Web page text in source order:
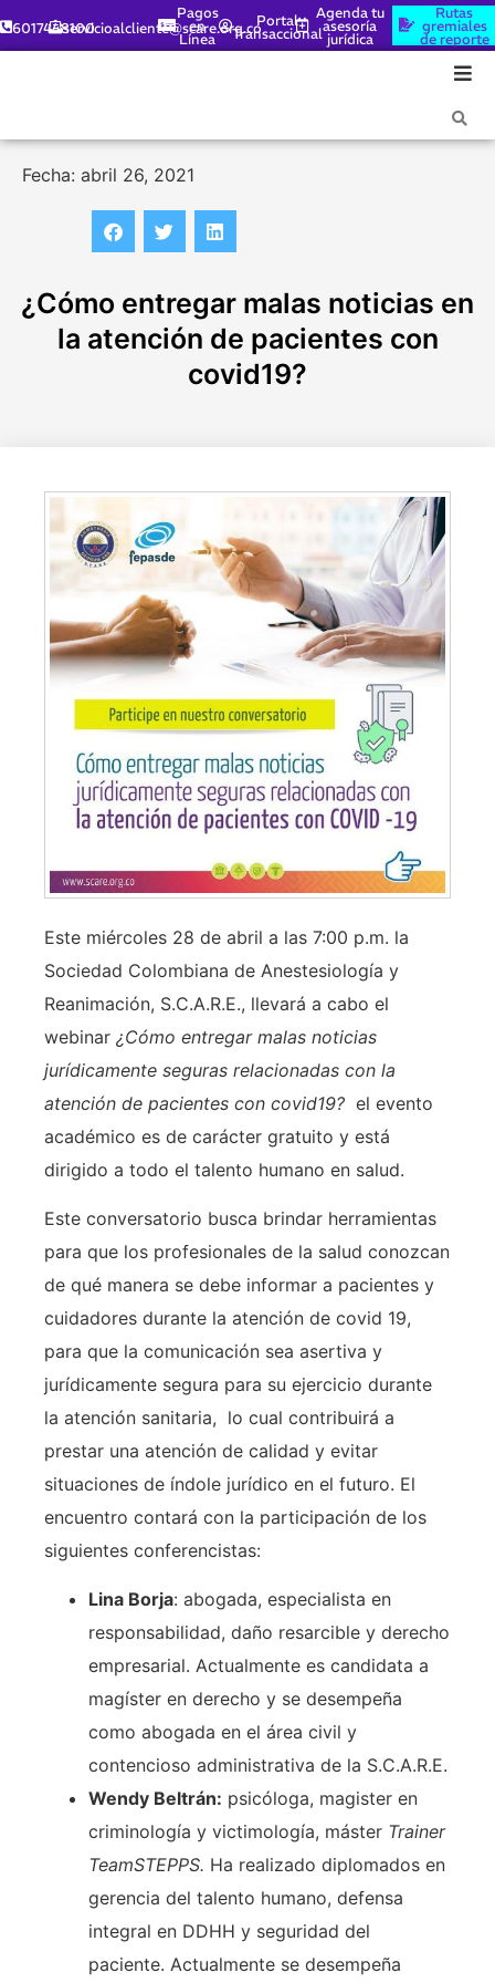
6017448100servicioalcliente@scare.org.co
Pagos
en
Línea
Portal
Transaccional
Agenda tu
asesoría
jurídica
Rutas
gremiales
de reporte
Fecha: abril 26, 2021
¿Cómo entregar malas noticias en
la atención de pacientes con
covid19?
Este miércoles 28 de abril a las 7:00 p.m. la
Sociedad Colombiana de Anestesiología y
Reanimación, S.C.A.R.E., llevará a cabo el
webinar ¿Cómo entregar malas noticias
jurídicamente seguras relacionadas con la
atención de pacientes con covid19? el evento
académico es de carácter gratuito y está
dirigido a todo el talento humano en salud.
Este conversatorio busca brindar herramientas
para que los profesionales de la salud conozcan
de qué manera se debe informar a pacientes y
cuidadores durante la atención de covid 19,
para que la comunicación sea asertiva y
jurídicamente segura para su ejercicio durante
la atención sanitaria, lo cual contribuirá a
prestar una atención de calidad y evitar
situaciones de índole jurídico en el futuro. El
encuentro contará con la participación de los
siguientes conferencistas:
Lina Borja: abogada, especialista en
responsabilidad, daño resarcible y derecho
empresarial. Actualmente es candidata a
magíster en derecho y se desempeña
como abogada en el área civil y
contencioso administrativa de la S.C.A.R.E.
Wendy Beltrán: psicóloga, magister en
criminología y victimología, máster Trainer
TeamSTEPPS. Ha realizado diplomados en
gerencia del talento humano, defensa
integral en DDHH y seguridad del
paciente. Actualmente se desempeña